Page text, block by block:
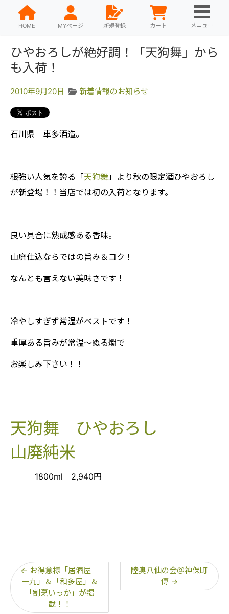
HOME MYページ 新規登録 カート メニュー
ひやおろしが絶好調！「天狗舞」から
も入荷！
2010年9月20日 新着情報のお知らせ
石川県 車多酒造。
根強い人気を誇る「天狗舞」より秋の限定酒ひやおろし
が新登場！！当店では初の入荷となります。
良い具合に熟成感ある香味。
山廃仕込ならではの旨み＆コク！
なんとも言えない美味さです！
冷やしすぎず常温がベストです！
重厚ある旨みが常温～ぬる燗で
お楽しみ下さい！！
天狗舞 ひやおろし
山廃純米
1800ml 2,940円
← お得意様「居酒屋
一九」＆「和多屋」＆
「割烹いっか」が掲
載！！
陸奥八仙の会＠神保町
傳 →